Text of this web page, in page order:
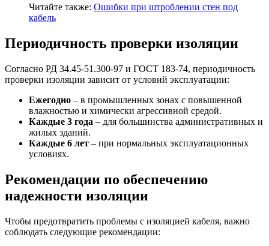
Читайте также: Ошибки при штроблении стен под
кабель
Периодичность проверки изоляции
Согласно РД 34.45-51.300-97 и ГОСТ 183-74, периодичность
проверки изоляции зависит от условий эксплуатации:
Ежегодно – в промышленных зонах с повышенной
влажностью и химически агрессивной средой.
Каждые 3 года – для большинства административных и
жилых зданий.
Каждые 6 лет – при нормальных эксплуатационных
условиях.
Рекомендации по обеспечению
надежности изоляции
Чтобы предотвратить проблемы с изоляцией кабеля, важно
соблюдать следующие рекомендации: